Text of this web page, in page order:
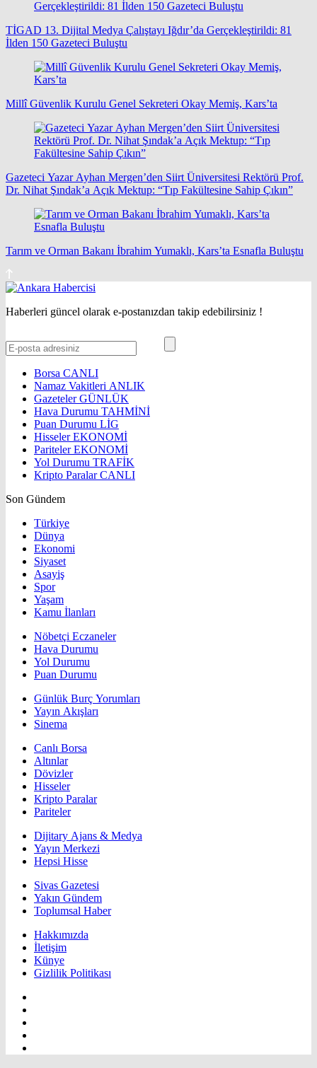
TİGAD 13. Dijital Medya Çalıştayı Iğdır’da Gerçekleştirildi: 81
İlden 150 Gazeteci Buluştu
Millî Güvenlik Kurulu Genel Sekreteri Okay Memiş, Kars’ta
Gazeteci Yazar Ayhan Mergen’den Siirt Üniversitesi Rektörü Prof.
Dr. Nihat Şındak’a Açık Mektup: “Tıp Fakültesine Sahip Çıkın”
Tarım ve Orman Bakanı İbrahim Yumaklı, Kars’ta Esnafla Buluştu
Haberleri güncel olarak e-postanızdan takip edebilirsiniz !
Borsa CANLI
Namaz Vakitleri ANLIK
GazetelerGÜNLÜK
Hava Durumu TAHMİNİ
Puan Durumu LİG
HisselerEKONOMİ
ParitelerEKONOMİ
Yol Durumu TRAFİK
Kripto ParalarCANLI
Son Gündem
Türkiye
Dünya
Ekonomi
Siyaset
Asayiş
Spor
Yaşam
Kamu İlanları
Nöbetçi Eczaneler
Hava Durumu
Yol Durumu
Puan Durumu
Günlük Burç Yorumları
Yayın Akışları
Sinema
Canlı Borsa
Altınlar
Dövizler
Hisseler
Kripto Paralar
Pariteler
Dijitary Ajans & Medya
Yayın Merkezi
Hepsi Hisse
Sivas Gazetesi
Yakın Gündem
Toplumsal Haber
Hakkımızda
İletişim
Künye
Gizlilik Politikası